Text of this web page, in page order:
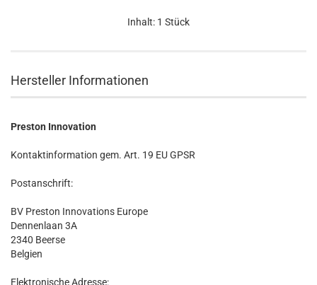
Inhalt: 1 Stück
Hersteller Informationen
Preston Innovation
Kontaktinformation gem. Art. 19 EU GPSR
Postanschrift:
BV Preston Innovations Europe
Dennenlaan 3A
2340 Beerse
Belgien
Elektronische Adresse: